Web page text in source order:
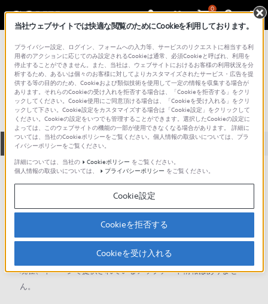
0
総合サポート・お問い合わせ バッテリー／チャージャー
BP-C1
全て ダウンロード 取扱説明書 Q&A
動画でサポートご利用にあたってのお願い
サポート動画をご利用の際にはソーシャ
ルメディア利用規約をご確認ください。
ダウンロード
現在、本ページで提供されているアップデート情報はありませ
ん。
当社ウェブサイトでは快適な閲覧のためにCookieを利用しております。
プライバシー設定、ログイン、フォームへの入力等、サービスのリクエストに相当する利
用者のアクションに応じてのみ設定されるCookieは通常、必須Cookieと呼ばれ、利用を
停止することができません。また、当社は、ウェブサイトにおけるお客様の利用状況を分
析するため、あるいは個々のお客様に対してよりカスタマイズされたサービス・広告を提
供する等の目的のため、Cookieおよび類似技術を使用して一定の情報を収集する場合が
あります。それらのCookieの受け入れを拒否する場合は、「Cookieを拒否する」をクリ
ックしてください。Cookie使用にご同意頂ける場合は、「Cookieを受け入れる」をクリ
ックして下さい。Cookie設定をカスタマイズする場合は「Cookie設定」をクリックして
ください。Cookieの設定をいつでも管理することができます。選択したCookieの設定に
よっては、このウェブサイトの機能の一部が使用できなくなる場合があります。 詳細に
ついては、当社のCookieポリシーをご覧ください。個人情報の取扱いについては、プラ
イバシーポリシーをご覧ください。
詳細については、当社の
Cookieポリシー をご覧ください。
個人情報の取扱いについては、
プライバシーポリシー をご覧ください。
Cookie設定
Cookieを拒否する
Cookieを受け入れる